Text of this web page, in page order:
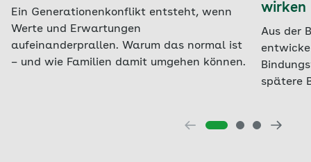
Ein Generationenkonflikt entsteht, wenn
Werte und Erwartungen
aufeinanderprallen. Warum das normal ist
– und wie Familien damit umgehen können.
wirken
Aus der
spätere